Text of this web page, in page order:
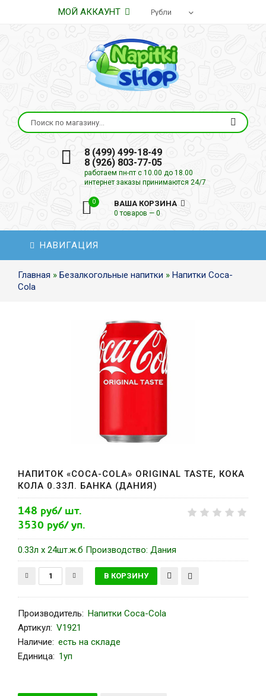
МОЙ АККАУНТ
8 (499) 499-18-49
8 (926) 803-77-05
работаем пн-пт с 10.00 до 18.00
интернет заказы принимаются 24/7
0 ВАША КОРЗИНА
0 товаров — 0
НАВИГАЦИЯ
Главная » Безалкогольные напитки » Напитки Coca-
Сola
НАПИТОК «COCA-COLA» ORIGINAL TASTE, КОКА
КОЛА 0.33Л. БАНКА (ДАНИЯ)
148 руб/ шт.
3530 руб/ уп.
0.33л x 24шт.ж.б Производство: Дания
Производитель: Напитки Coca-Сola
Артикул: V1921
Наличие: есть на складе
Единица: 1уп